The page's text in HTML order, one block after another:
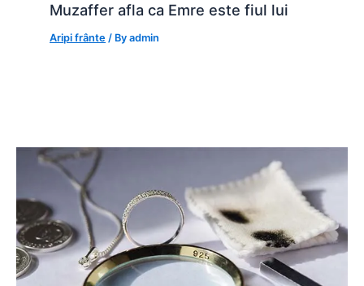
Muzaffer afla ca Emre este fiul lui
Aripi frânte / Byadmin